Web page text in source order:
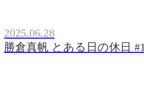
2025.06.28
勝倉真帆 とある日の休日 #1